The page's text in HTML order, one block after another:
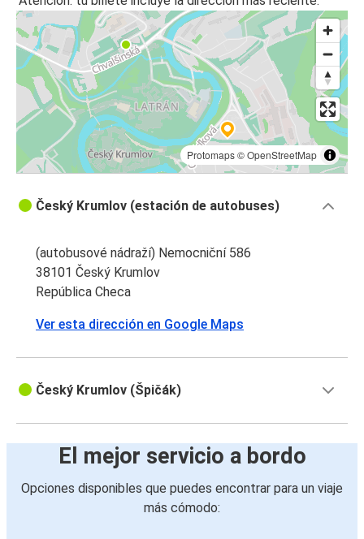
Český Krumlov
Brno
Brno
Český Krumlov
Český Krumlov
Múnich
Český Krumlov
Múnich
Český Krumlov
Český Krumlov
Český Krumlov
Český Krumlov
Telc
Český Krumlov
Bratislava
Protomaps©OpenStreetMap
Český Krumlov (estación de autobuses)
(autobusové nádraží) Nemocniční 586
38101 Český Krumlov
República Checa
Ver esta dirección en Google Maps
Český Krumlov (Špičák)
El mejor servicio a bordo
Opciones disponibles que puedes encontrar para un viaje
más cómodo: